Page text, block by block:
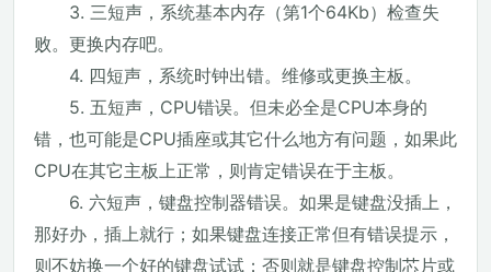
3. 三短声，系统基本内存（第1个64Kb）检查失
败。更换内存吧。
4. 四短声，系统时钟出错。维修或更换主板。
5. 五短声，CPU错误。但未必全是CPU本身的
错，也可能是CPU插座或其它什么地方有问题，如果此
CPU在其它主板上正常，则肯定错误在于主板。
6. 六短声，键盘控制器错误。如果是键盘没插上，
那好办，插上就行；如果键盘连接正常但有错误提示，
则不妨换一个好的键盘试试；否则就是键盘控制芯片或